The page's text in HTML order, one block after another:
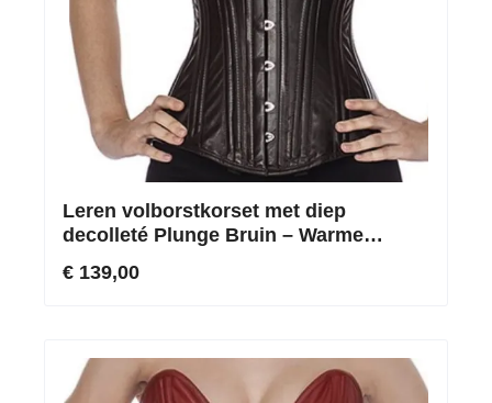
Leren volborstkorset met diep
decolleté Plunge Bruin – Warme
€ 139,00